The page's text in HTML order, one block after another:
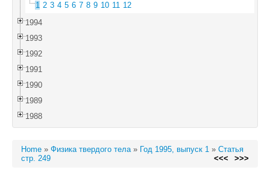
1 2 3 4 5 6 7 8 9 10 11 12
1994
1993
1992
1991
1990
1989
1988
Home » Физика твердого тела» Год 1995, выпуск 1 » Статья
стр. 249
<<< >>>